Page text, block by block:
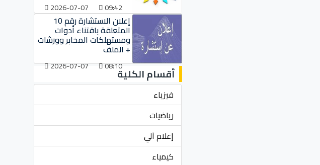
09:42
2026-07-07
إعلان الاستشارة رقم 10
المتعلقة باقتناء أدوات
ومستهلكات المخابر وورشات
+ الملف
08:10
2026-07-07 أقسام الكلية
فيزياء
رياضيات
إعلام آلي
كيمياء